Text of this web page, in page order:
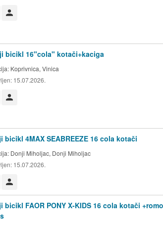
bicikl 16"cola" kotači+kaciga
Koprivnica, Vinica
15.07.2026.
bicikl 4MAX SEABREEZE 16 cola kotači
Donji Miholjac, Donji Miholjac
15.07.2026.
bicikl FAOR PONY X-KIDS 16 cola kotači